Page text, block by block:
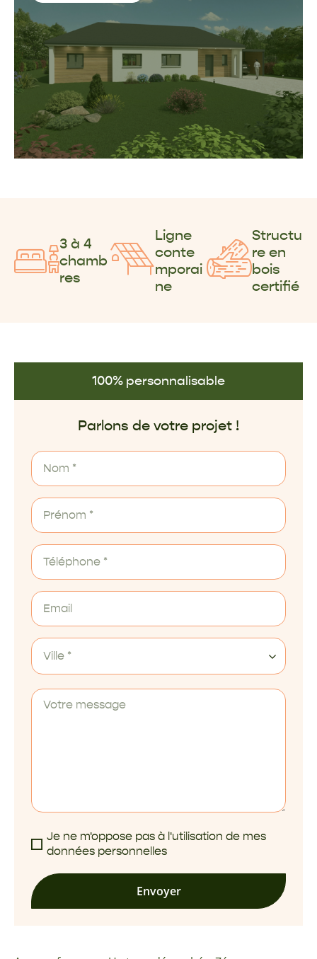
3 à 4
chamb
res
Ligne
conte
mporai
ne
Structu
re en
bois
certifié
100% personnalisable
Parlons de votre projet !
Ville *
Je ne m'oppose pas à l'utilisation de mes
données personnelles
Envoyer